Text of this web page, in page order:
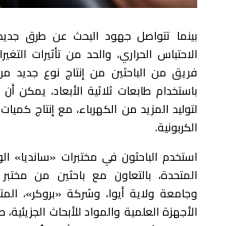
بينما تتواصل جهود البحث عن طرق
الاحتباس الحراري، والحد من تأثيرات
فريق من الباحثين من إنتاج نوع جديد
باستخدام طابعات ثلاثية الأبعاد، يمكن
لتوليد المزيد من الكهرباء، مع إنتاج
الكربونية.
استخدم الباحثون في مختبرات «سانديا»
المتحدة، بالتعاون مع باحثين من
وجامعة ولاية أيوا، وشركة «بروكر»،
الأجهزة العلمية والمواد للأبحاث الجزيئية،